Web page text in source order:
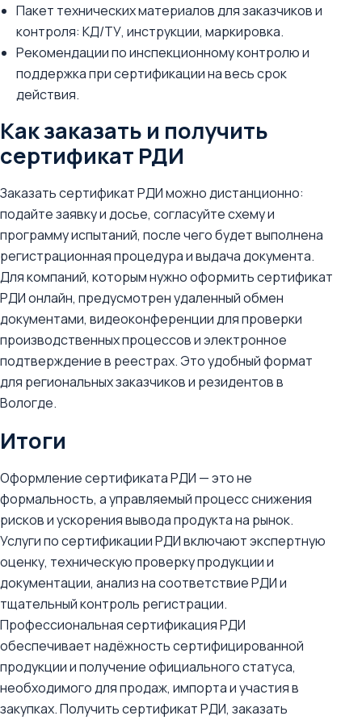
Пакет технических материалов для заказчиков и
контроля: КД/ТУ, инструкции, маркировка.
Рекомендации по инспекционному контролю и
поддержка при сертификации на весь срок
действия.
Как заказать и получить
сертификат РДИ
Заказать сертификат РДИ можно дистанционно:
подайте заявку и досье, согласуйте схему и
программу испытаний, после чего будет выполнена
регистрационная процедура и выдача документа.
Для компаний, которым нужно оформить сертификат
РДИ онлайн, предусмотрен удаленный обмен
документами, видеоконференции для проверки
производственных процессов и электронное
подтверждение в реестрах. Это удобный формат
для региональных заказчиков и резидентов в
Вологде.
Итоги
Оформление сертификата РДИ — это не
формальность, а управляемый процесс снижения
рисков и ускорения вывода продукта на рынок.
Услуги по сертификации РДИ включают экспертную
оценку, техническую проверку продукции и
документации, анализ на соответствие РДИ и
тщательный контроль регистрации.
Профессиональная сертификация РДИ
обеспечивает надёжность сертифицированной
продукции и получение официального статуса,
необходимого для продаж, импорта и участия в
закупках. Получить сертификат РДИ, заказать